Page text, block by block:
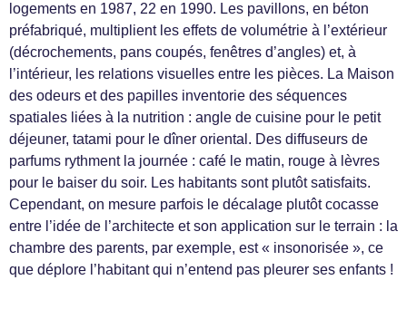
logements en 1987, 22 en 1990. Les pavillons, en béton
préfabriqué, multiplient les effets de volumétrie à l’extérieur
(décrochements, pans coupés, fenêtres d’angles) et, à
l’intérieur, les relations visuelles entre les pièces. La Maison
des odeurs et des papilles inventorie des séquences
spatiales liées à la nutrition : angle de cuisine pour le petit
déjeuner, tatami pour le dîner oriental. Des diffuseurs de
parfums rythment la journée : café le matin, rouge à lèvres
pour le baiser du soir. Les habitants sont plutôt satisfaits.
Cependant, on mesure parfois le décalage plutôt cocasse
entre l’idée de l’architecte et son application sur le terrain : la
chambre des parents, par exemple, est « insonorisée », ce
que déplore l’habitant qui n’entend pas pleurer ses enfants !